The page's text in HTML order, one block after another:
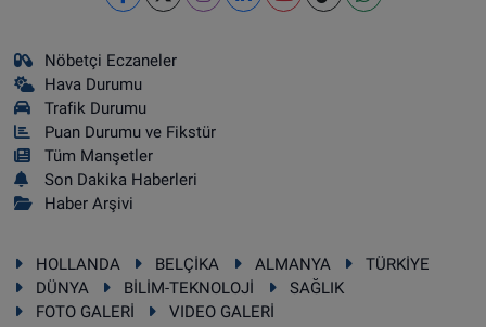
Nöbetçi Eczaneler
Hava Durumu
Trafik Durumu
Puan Durumu ve Fikstür
Tüm Manşetler
Son Dakika Haberleri
Haber Arşivi
HOLLANDA BELÇİKA ALMANYA
TÜRKİYE
DÜNYA
BİLİM-TEKNOLOJİ
SAĞLIK
FOTO GALERİ
VIDEO GALERİ